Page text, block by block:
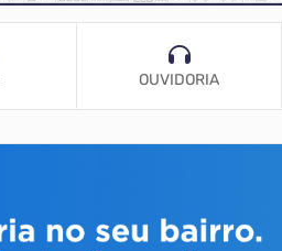
OUVIDORIA